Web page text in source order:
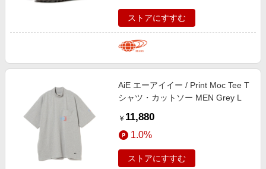
ストアにすすむ
AiE エーアイイー / Print Moc Tee T
シャツ・カットソー MEN Grey L
￥ 11,880
1.0%
ストアにすすむ